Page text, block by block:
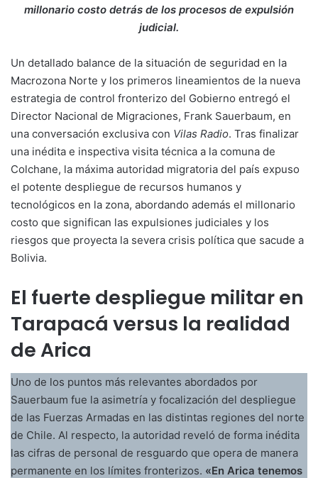
millonario costo detrás de los procesos de expulsión
judicial.
Un detallado balance de la situación de seguridad en la
Macrozona Norte y los primeros lineamientos de la nueva
estrategia de control fronterizo del Gobierno entregó el
Director Nacional de Migraciones, Frank Sauerbaum, en
una conversación exclusiva con Vilas Radio. Tras finalizar
una inédita e inspectiva visita técnica a la comuna de
Colchane, la máxima autoridad migratoria del país expuso
el potente despliegue de recursos humanos y
tecnológicos en la zona, abordando además el millonario
costo que significan las expulsiones judiciales y los
riesgos que proyecta la severa crisis política que sacude a
Bolivia.
El fuerte despliegue militar en
Tarapacá versus la realidad
de Arica
Uno de los puntos más relevantes abordados por
Sauerbaum fue la asimetría y focalización del despliegue
de las Fuerzas Armadas en las distintas regiones del norte
de Chile. Al respecto, la autoridad reveló de forma inédita
las cifras de personal de resguardo que opera de manera
permanente en los límites fronterizos. «En Arica tenemos